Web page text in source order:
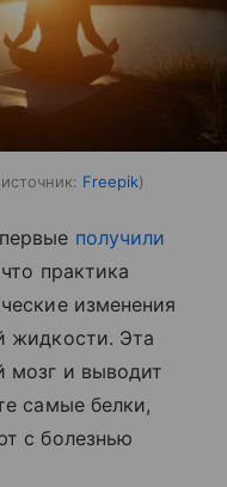
источник: Freepik
получили
практика
изменения
жидкости. Эта
мозг и выводит
самые белки,
с болезнью